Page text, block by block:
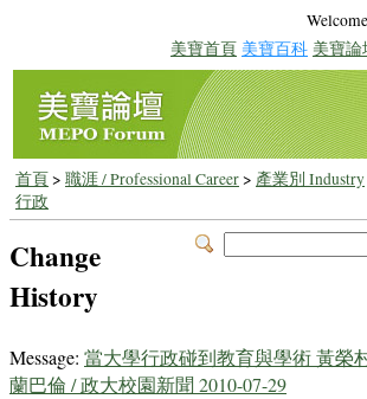
美寶首頁 美寶百科 美寶論
首頁> 職涯 / Professional Career> 產業別 Industry
行政
Change
History
Message: 當大學行政碰到教育與學術 黃榮
蘭巴倫 / 政大校園新聞 2010-07-29